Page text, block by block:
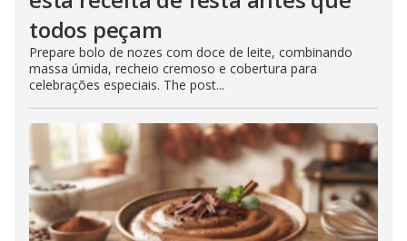
todos peçam
Prepare bolo de nozes com doce de leite, combinando
massa úmida, recheio cremoso e cobertura para
celebrações especiais. The post...